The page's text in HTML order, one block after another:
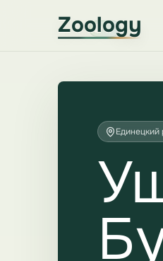
Zoology